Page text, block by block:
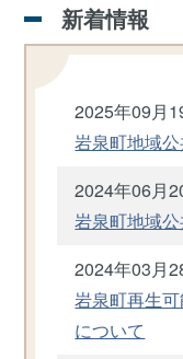
新着情報
2025年09月
岩泉町地域
2024年06月
岩泉町地域
2024年03月
岩泉町再生
について